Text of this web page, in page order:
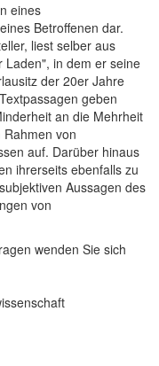
eines
Betroffenen dar.
liest selber aus
Laden", in dem er seine
der 20er Jahre
geben
an die Mehrheit
von
auf. Darüber hinaus
ihrerseits ebenfalls zu
Aussagen des
von
wenden Sie sich